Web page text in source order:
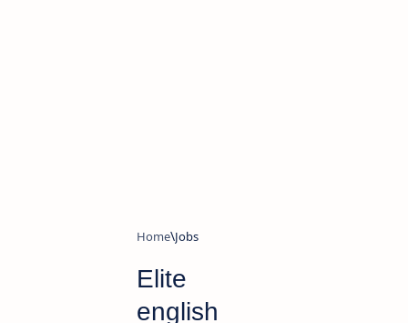
Home Jobs
Elite
english